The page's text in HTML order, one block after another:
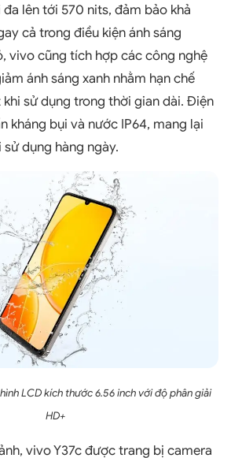
lên tới 570 nits, đảm bảo khả
cả trong điều kiện ánh sáng
vivo cũng tích hợp các công nghệ
ánh sáng xanh nhằm hạn chế
sử dụng trong thời gian dài. Điện
kháng bụi và nước IP64, mang lại
dụng hàng ngày.
LCD kích thước 6.56 inch với độ phân giải
HD+
vivo Y37c được trang bị camera